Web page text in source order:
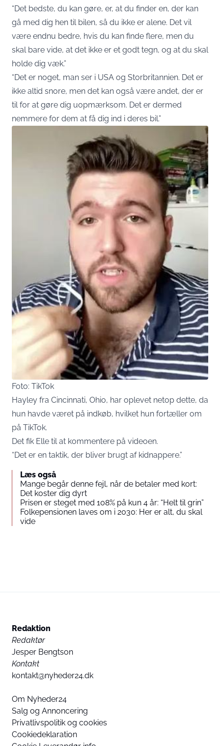
“Det bedste, du kan gøre, er, at du finder en, der kan
gå med dig hen til bilen, så du ikke er alene. Det vil
være endnu bedre, hvis du kan finde flere, men du
skal bare vide, at det ikke er et godt tegn, og at du skal
holde dig væk.”
“Det er noget, man ser i USA og Storbritannien. Det er
ikke altid snore, men det kan også være andet, der er
til for at gøre dig uopmærksom. Det er dermed
nemmere for dem at få dig ind i deres bil.”
Foto: TikTok
Hayley fra Cincinnati, Ohio, har oplevet netop dette, da
hun havde været på indkøb, hvilket hun fortæller om
på TikTok.
Det fik Elle til at kommentere på videoen.
“Det er en taktik, der bliver brugt af kidnappere.”
Læs også
Mange begår denne fejl, når de betaler med kort:
Det koster dig dyrt
Prisen er steget med 108% på kun 4 år: “Helt til grin”
Folkepensionen laves om i 2030: Her er alt, du skal
vide
Redaktion
Redaktør
Jesper Bengtson
Kontakt
kontakt@nyheder24.dk
Om Nyheder24
Salg og Annoncering
Privatlivspolitik og cookies
Cookiedeklaration